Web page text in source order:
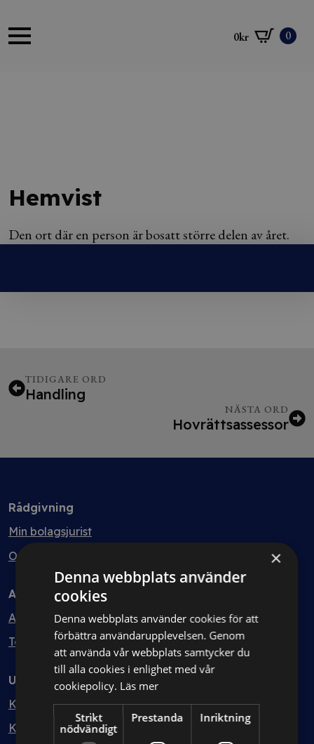
0kr 0
Hemvist
Den ort där en person är bosatt större delen av året.
TIDIGARE ORD
Handling
NÄSTA ORD
Hovrättsassessor
Rådgivning
Min bolagsjurist
Ombud
Avtal
Avtalshantering
Testa kostnadsfritt
Utbildning
Kurser
Kurspaket
×
Denna webbplats använder
cookies
Denna webbplats använder cookies för att
förbättra användarupplevelsen. Genom
att använda vår webbplats samtycker du
till alla cookies i enlighet med vår
cookiepolicy. Läs mer
Strikt
nödvändigt
Prestanda Inriktning